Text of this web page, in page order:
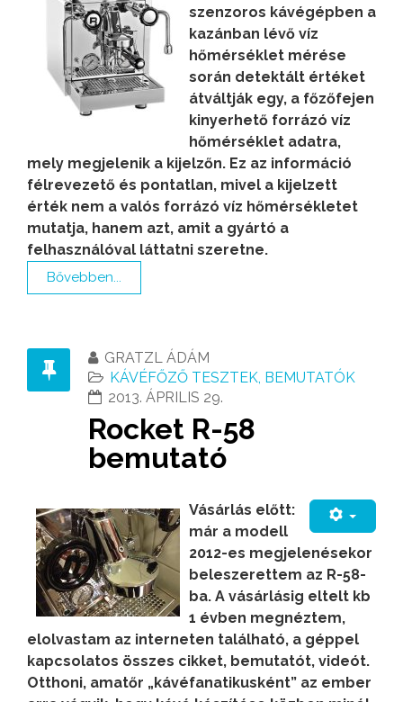
szenzoros kávégépben a
kazánban lévő víz
hőmérséklet mérése
során detektált értéket
átváltják egy, a főzőfejen
kinyerhető forrázó víz
hőmérséklet adatra,
mely megjelenik a kijelzőn. Ez az információ
félrevezető és pontatlan, mivel a kijelzett
érték nem a valós forrázó víz hőmérsékletet
mutatja, hanem azt, amit a gyártó a
felhasználóval láttatni szeretne.
Bővebben...
GRATZL ÁDÁM
KÁVÉFŐZŐ TESZTEK, BEMUTATÓK
2013. ÁPRILIS 29.
Rocket R-58
bemutató
Vásárlás előtt:
már a modell
2012-es megjelenésekor
beleszerettem az R-58-
ba. A vásárlásig eltelt kb
1 évben megnéztem,
elolvastam az interneten található, a géppel
kapcsolatos összes cikket, bemutatót, videót.
Otthoni, amatőr „kávéfanatikusként” az ember